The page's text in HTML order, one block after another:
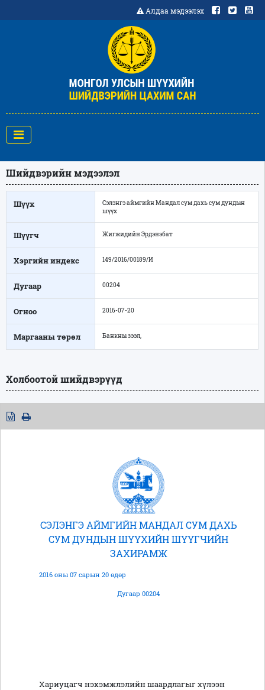
Алдаа мэдээлэх
Шийдвэрийн мэдээлэл
Шүүх
Сэлэнгэ аймгийн Мандал сум дахь сум дундын
шүүх
Шүүгч Жигжидийн Эрдэнэбат
Хэргийн индекс 149/2016/00189/И
Дугаар 00204
Огноо 2016-07-20
Маргааны төрөл Банкны зээл,
Холбоотой шийдвэрүүд
СЭЛЭНГЭ АЙМГИЙН МАНДАЛ СУМ ДАХЬ
СУМ ДУНДЫН ШҮҮХИЙН ШҮҮГЧИЙН
ЗАХИРАМЖ
2016 оны 07 сарын 20 өдөр
Дугаар 00204
Хариуцагч нэхэмжлэлийн шаардлагыг хүлээн